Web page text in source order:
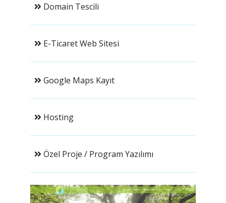
Domain Tescili
E-Ticaret Web Sitesi
Google Maps Kayıt
Hosting
Özel Proje / Program Yazılımı